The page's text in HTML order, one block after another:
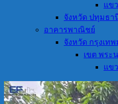
แข
จังหวัด ปทุมธา
อาคารพาณิชย์
จังหวัด กรุงเท
เขต พระ
แข